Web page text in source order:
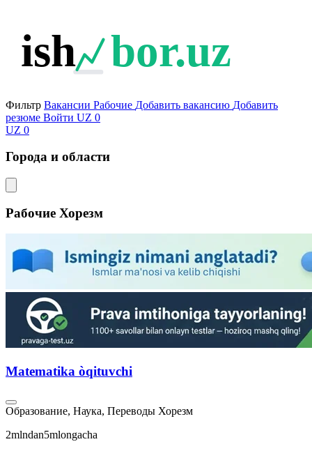
ish bor.uz
Фильтр Вакансии Рабочие Добавить вакансию Добавить
резюме Войти UZ 0
UZ 0
Города и области
Рабочие Хорезм
Matematika òqituvchi
Образование, Наука, Переводы Хорезм
2mlndan5mlongacha